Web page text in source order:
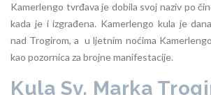
Kamerlengo tvrđava je dobila svoj naziv po
kada je i izgrađena. Kamerlengo kula je
nad Trogirom, a u ljetnim noćima
kao pozornica za brojne manifestacije.
Kula Sv. Marka